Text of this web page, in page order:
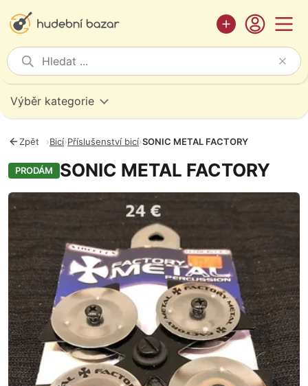
Výběr kategorie
Zpět ›Bicí›Příslušenství bicí›SONIC METAL FACTORY
PRODÁM SONIC METAL FACTORY
Fotografie